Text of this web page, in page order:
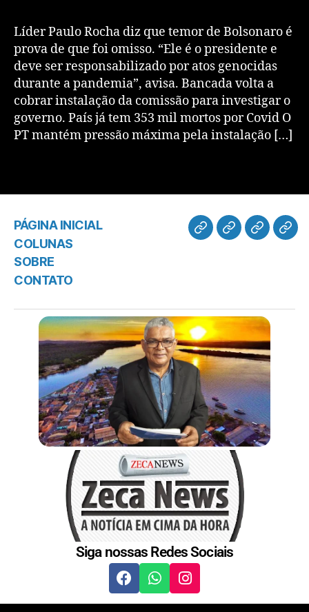
Líder Paulo Rocha diz que temor de Bolsonaro é
prova de que foi omisso. “Ele é o presidente e
deve ser responsabilizado por atos genocidas
durante a pandemia”, avisa. Bancada volta a
cobrar instalação da comissão para investigar o
governo. País já tem 353 mil mortos por Covid O
PT mantém pressão máxima pela instalação […]
PÁGINA INICIAL
COLUNAS
SOBRE
CONTATO
Siga nossas Redes Sociais